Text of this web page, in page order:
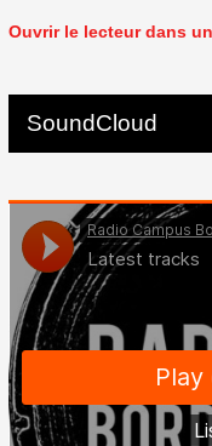
Ouvrir le lecteur dans
SoundCloud